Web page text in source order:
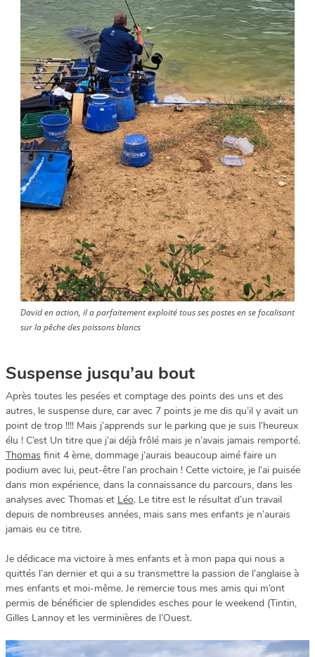
David en action, il a parfaitement exploité tous ses postes en se focalisant
sur la pêche des poissons blancs
Suspense jusqu’au bout
Après toutes les pesées et comptage des points des uns et des
autres, le suspense dure, car avec 7 points je me dis qu’il y avait un
point de trop !!!! Mais j’apprends sur le parking que je suis l’heureux
élu ! C’est Un titre que j’ai déjà frôlé mais je n’avais jamais remporté.
Thomas finit 4 ème, dommage j’aurais beaucoup aimé faire un
podium avec lui, peut-être l’an prochain ! Cette victoire, je l’ai puisée
dans mon expérience, dans la connaissance du parcours, dans les
analyses avec Thomas et Léo. Le titre est le résultat d’un travail
depuis de nombreuses années, mais sans mes enfants je n’aurais
jamais eu ce titre.
Je dédicace ma victoire à mes enfants et à mon papa qui nous a
quittés l’an dernier et qui a su transmettre la passion de l’anglaise à
mes enfants et moi-même. Je remercie tous mes amis qui m’ont
permis de bénéficier de splendides esches pour le weekend (Tintin,
Gilles Lannoy et les verminières de l’Ouest.